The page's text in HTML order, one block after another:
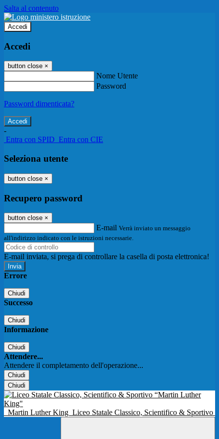
Salta al contenuto
Accedi
Accedi
button close ×
Nome Utente
Password
Password dimenticata?
-
Entra con SPID Entra con CIE
Seleziona utente
button close ×
Recupero password
button close ×
E-mail Verrà inviato un messaggio
all'indirizzo indicato con le istruzioni necessarie.
E-mail inviata, si prega di controllare la casella di posta elettronica!
Errore
Chiudi
Successo
Chiudi
Informazione
Chiudi
Attendere...
Attendere il completamento dell'operazione...
Chiudi
Chiudi
Martin Luther King Liceo Statale Classico, Scientifico & Sportivo